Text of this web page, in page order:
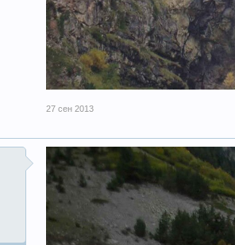
27 сен 2013